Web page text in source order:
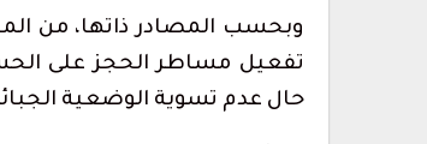
وبحسب المصادر ذاتها، من
تفعيل مساطر الحجز على
حال عدم تسوية الوضعية